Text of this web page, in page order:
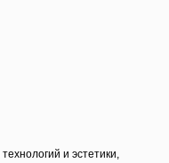
и эстетики,